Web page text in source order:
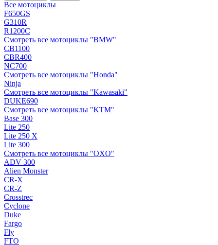
Все мотоциклы
F650GS
G310R
R1200C
Смотреть все мотоциклы "BMW"
CB1100
CBR400
NC700
Смотреть все мотоциклы "Honda"
Ninja
Смотреть все мотоциклы "Kawasaki"
DUKE690
Смотреть все мотоциклы "KTM"
Base 300
Lite 250
Lite 250 X
Lite 300
Смотреть все мотоциклы "OXO"
ADV 300
Alien Monster
CR-X
CR-Z
Crosstrec
Cyclone
Duke
Fargo
Fly
FTO